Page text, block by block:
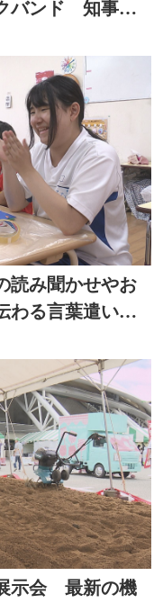
バンド 知事を
み聞かせやお
わる言葉遣いが
示会 最新の機